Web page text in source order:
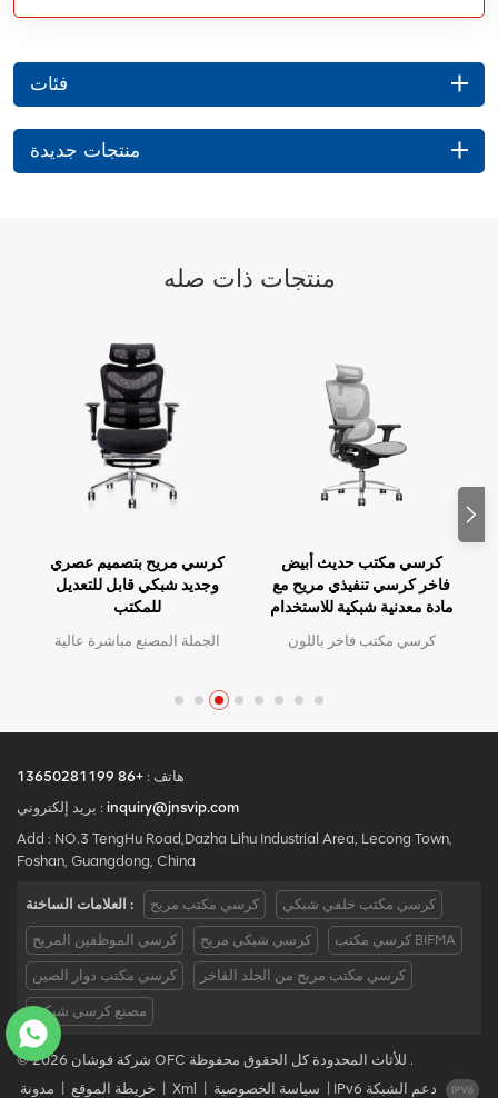
فئات
منتجات جديدة
منتجات ذات صله
كرسي مريح بتصميم عصري
وجديد شبكي قابل للتعديل
للمكتب
الجملة المصنع مباشرة عالية
واحدة ، كمية كبيرة مع خصم
كبير.الخدمة المخصصة مع
كرسي مكتب حديث أبيض
فاخر كرسي تنفيذي مريح مع
مادة معدنية شبكية للاستخدام
كرسي مكتب فاخر باللون
هاتف : +86 13650281199
بريد إلكتروني : inquiry@jnsvip.com
Add : NO.3 TengHu Road,Dazha Lihu Industrial Area, Lecong Town,
Foshan, Guangdong, China
العلامات الساخنة : كرسي مكتب مريح كرسي مكتب خلفي شبكي
كرسي الموظفين المريح كرسي شبكي مريح كرسي مكتب BIFMA
كرسي مكتب دوار الصين كرسي مكتب مريح من الجلد الفاخر
مصنع كرسي شبكي
© 2026 شركة فوشان OFC للأثاث المحدودة كل الحقوق محفوظة .
مدونة
خريطة الموقع Xml سياسة الخصوصية